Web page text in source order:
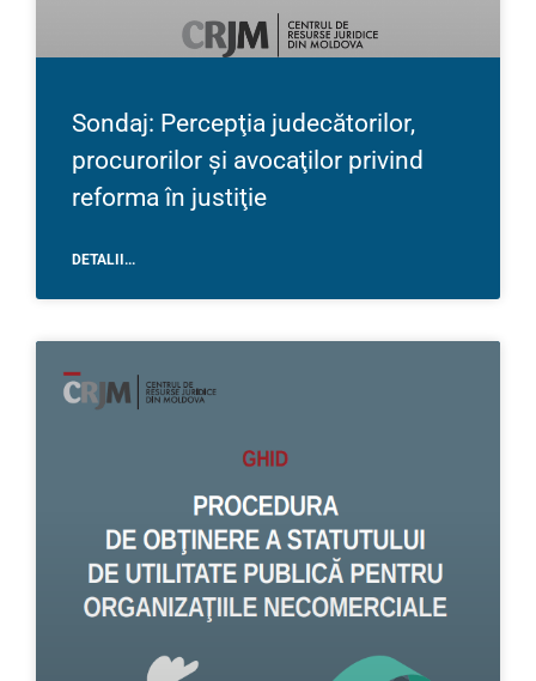
Sondaj: Percepţia judecătorilor,
procurorilor și avocaţilor privind
reforma în justiţie
DETALII...